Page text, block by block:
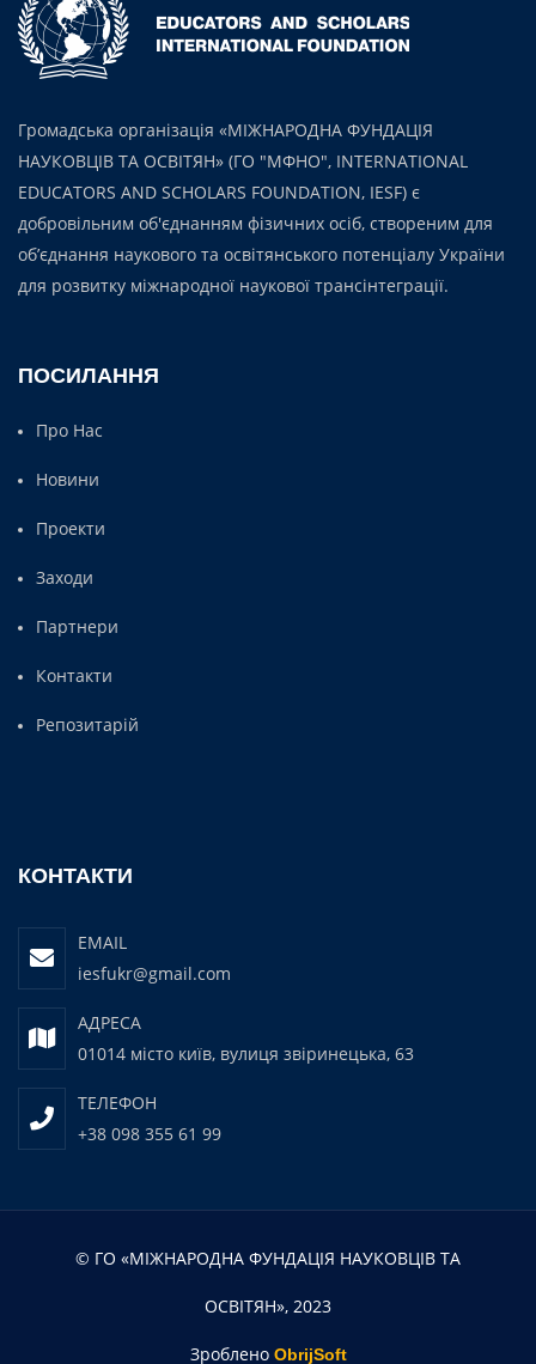
Громадська організація «МІЖНАРОДНА ФУНДАЦІЯ
НАУКОВЦІВ ТА ОСВІТЯН» (ГО "МФНО", INTERNATIONAL
EDUCATORS AND SCHOLARS FOUNDATION, IESF) є
добровільним об'єднанням фізичних осіб, створеним для
об’єднання наукового та освітянського потенціалу України
для розвитку міжнародної наукової трансінтеграції.
ПОСИЛАННЯ
Про Нас
Новини
Проекти
Заходи
Партнери
Контакти
Репозитарій
КОНТАКТИ
EMAIL
iesfukr@gmail.com
АДРЕСА
01014 місто київ, вулиця звіринецька, 63
ТЕЛЕФОН
+38 098 355 61 99
© ГО «МІЖНАРОДНА ФУНДАЦІЯ НАУКОВЦІВ ТА
ОСВІТЯН», 2023
Зроблено ObrijSoft